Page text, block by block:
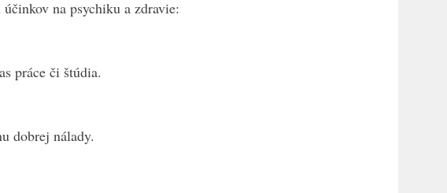
na psychiku a zdravie:
práce či štúdia.
dobrej nálady.